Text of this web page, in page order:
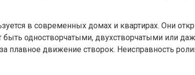
в современных домах и квартирах. Они
одностворчатыми, двухстворчатыми или
плавное движение створок. Неисправность